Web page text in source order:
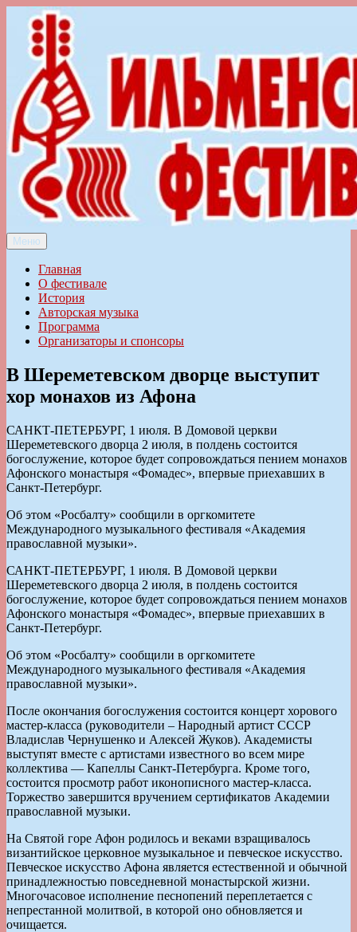
Перейти
содержимому
Ильменский фестиваль авторской песни
Меню
Главная
О фестивале
История
Авторская музыка
Программа
Организаторы и спонсоры
В Шереметевском дворце выступит
хор монахов из Афона
САНКТ-ПЕТЕРБУРГ, 1 июля. В Домовой церкви
Шереметевского дворца 2 июля, в полдень состоится
богослужение, которое будет сопровождаться пением монахов
Афонского монастыря «Фомадес», впервые приехавших в
Санкт-Петербург.
Об этом «Росбалту» сообщили в оргкомитете
Международного музыкального фестиваля «Академия
православной музыки».
САНКТ-ПЕТЕРБУРГ, 1 июля. В Домовой церкви
Шереметевского дворца 2 июля, в полдень состоится
богослужение, которое будет сопровождаться пением монахов
Афонского монастыря «Фомадес», впервые приехавших в
Санкт-Петербург.
Об этом «Росбалту» сообщили в оргкомитете
Международного музыкального фестиваля «Академия
православной музыки».
После окончания богослужения состоится концерт хорового
мастер-класса (руководители – Народный артист СССР
Владислав Чернушенко и Алексей Жуков). Академисты
выступят вместе с артистами известного во всем мире
коллектива — Капеллы Санкт-Петербурга. Кроме того,
состоится просмотр работ иконописного мастер-класса.
Торжество завершится вручением сертификатов Академии
православной музыки.
На Святой горе Афон родилось и веками взращивалось
византийское церковное музыкальное и певческое искусство.
Певческое искусство Афона является естественной и обычной
принадлежностью повседневной монастырской жизни.
Многочасовое исполнение песнопений переплетается с
непрестанной молитвой, в которой оно обновляется и
очищается.